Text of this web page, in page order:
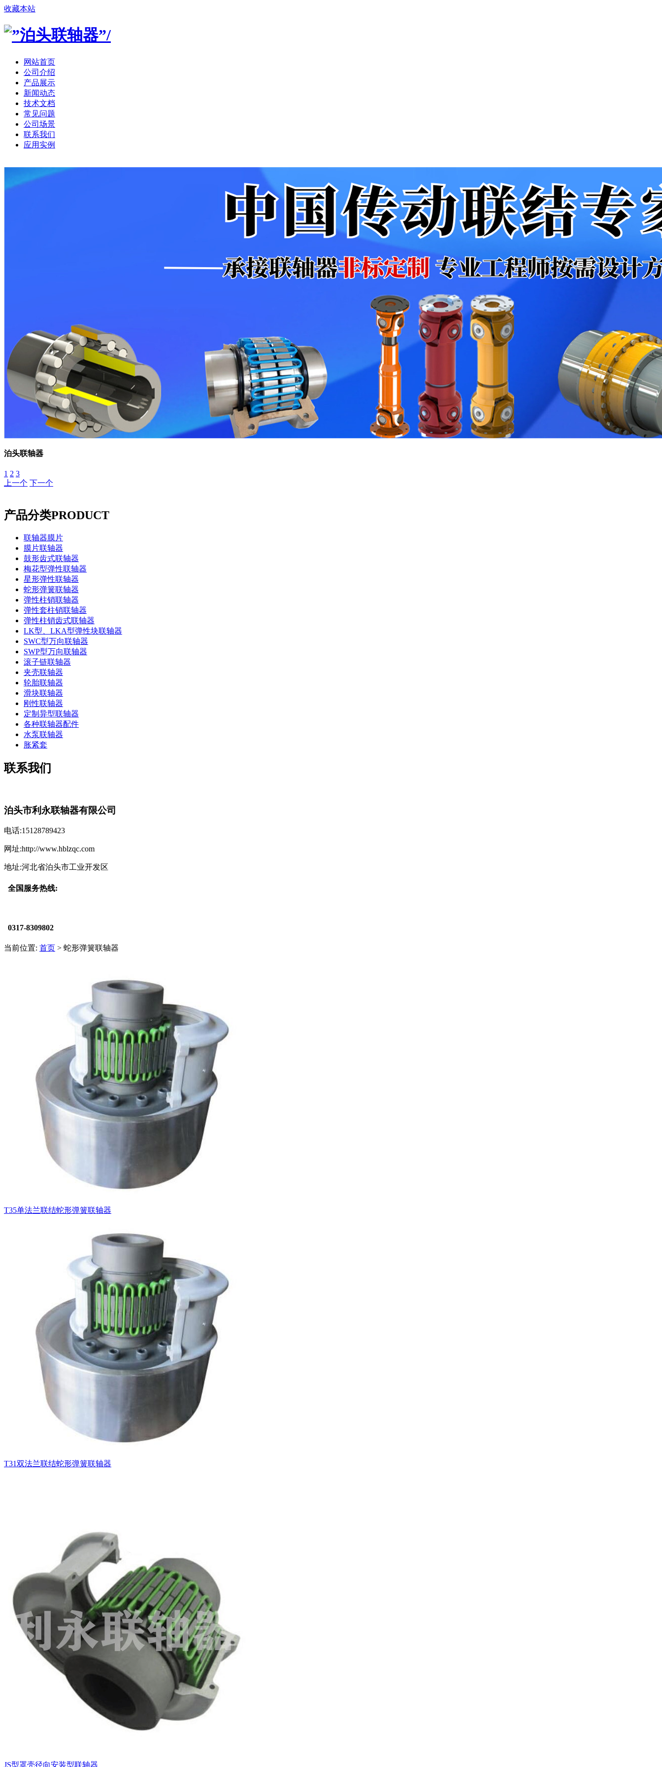
收藏本站
网站首页
公司介绍
产品展示
新闻动态
技术文档
常见问题
公司场景
联系我们
应用实例
泊头联轴器
1 2 3
上一个 下一个
产品分类PRODUCT
联轴器膜片
膜片联轴器
鼓形齿式联轴器
梅花型弹性联轴器
星形弹性联轴器
蛇形弹簧联轴器
弹性柱销联轴器
弹性套柱销联轴器
弹性柱销齿式联轴器
LK型、LKA型弹性块联轴器
SWC型万向联轴器
SWP型万向联轴器
滚子链联轴器
夹壳联轴器
轮胎联轴器
滑块联轴器
刚性联轴器
定制异型联轴器
各种联轴器配件
水泵联轴器
胀紧套
联系我们
泊头市利永联轴器有限公司
电话:15128789423
网址:http://www.hblzqc.com
地址:河北省泊头市工业开发区
全国服务热线:
0317-8309802
当前位置: 首页 > 蛇形弹簧联轴器
T35单法兰联结蛇形弹簧联轴器
T31双法兰联结蛇形弹簧联轴器
JS型罩壳径向安装型联轴器